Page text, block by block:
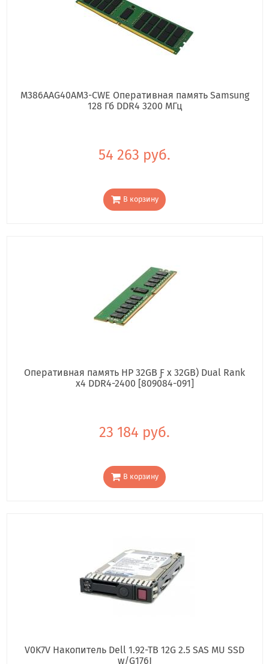
M386AAG40AM3-CWE Оперативная память Samsung
128 Гб DDR4 3200 МГц
54 263 руб.
В корзину
Оперативная память HP 32GB Ƒ x 32GB) Dual Rank
x4 DDR4-2400 [809084-091]
23 184 руб.
В корзину
V0K7V Накопитель Dell 1.92-TB 12G 2.5 SAS MU SSD
w/G176J